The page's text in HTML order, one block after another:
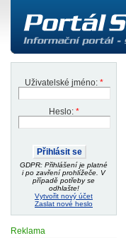
Uživatelské jméno: *
Heslo: *
GDPR: Přihlášení je platné
i po zavření prohlížeče. V
případě potřeby se
odhlašte!
Vytvořit nový účet
Zaslat nové heslo
Reklama